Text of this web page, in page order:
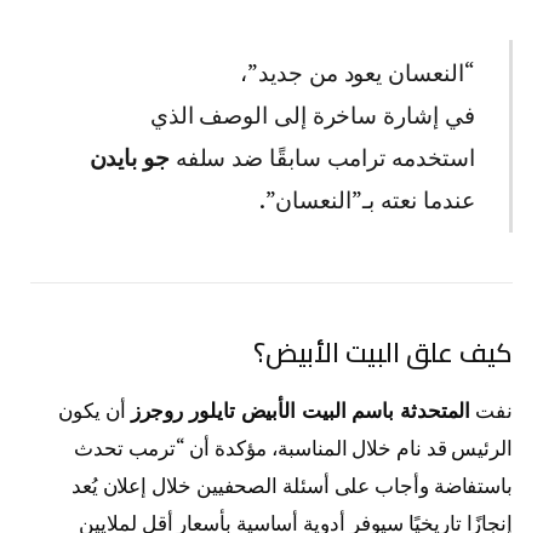
“النعسان يعود من جديد”،
في إشارة ساخرة إلى الوصف الذي
استخدمه ترامب سابقًا ضد سلفهجو بايدن
عندما نعته بـ”النعسان”.
كيف علق البيت الأبيض؟
نفت المتحدثة باسم البيت الأبيض تايلور روجرز أن يكون
الرئيس قد نام خلال المناسبة، مؤكدة أن “ترمب تحدث
باستفاضة وأجاب على أسئلة الصحفيين خلال إعلان يُعد
إنجازًا تاريخيًا سيوفر أدوية أساسية بأسعار أقل لملايين